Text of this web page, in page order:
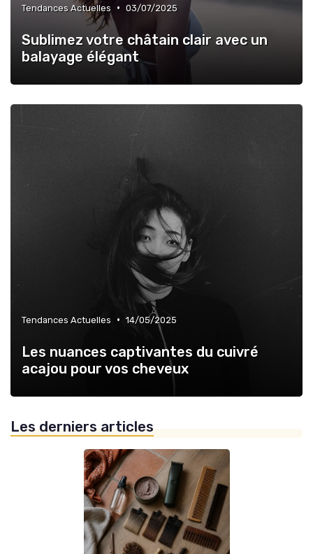
Tendances Actuelles • 03/07/2025
Sublimez votre châtain clair avec un
balayage élégant
Tendances Actuelles • 14/05/2025
Les nuances captivantes du cuivré
acajou pour vos cheveux
Les derniers articles